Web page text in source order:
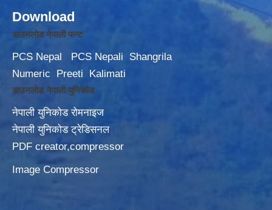
Download
डाउनलोड नेपाली फन्ट
PCS Nepal PCS Nepali
Shangrila
Numeric
Preeti Kalimati
डाउनलोड नेपाली युनिकोड
नेपाली युनिकोड रोमनाइज
नेपाली युनिकोड ट्रेडिसनल
PDF creator,compressor
Image Compressor